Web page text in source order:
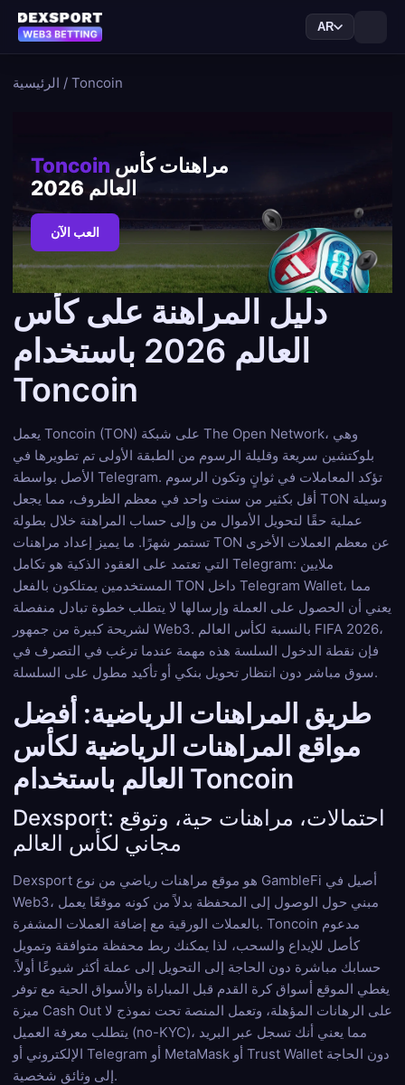
AR
الرئيسية / Toncoin
Toncoin
العالم 2026
العب الآن
دليل المراهنة على كأس
العالم 2026 باستخدام
Toncoin
يعمل Toncoin (TON) على شبكة The Open Network، وهي
بلوكتشين سريعة وقليلة الرسوم من الطبقة الأولى تم تطويرها في
الأصل بواسطة Telegram. تؤكد المعاملات في ثوانٍ وتكون الرسوم
أقل بكثير من سنت واحد في معظم الظروف، مما يجعل TON وسيلة
عملية حقًا لتحويل الأموال من وإلى حساب المراهنة خلال بطولة
تستمر شهرًا. ما يميز إعداد مراهنات TON عن معظم العملات الأخرى
التي تعتمد على العقود الذكية هو تكامل Telegram: ملايين
المستخدمين يمتلكون بالفعل TON داخل Telegram Wallet، مما
يعني أن الحصول على العملة وإرسالها لا يتطلب خطوة تبادل منفصلة
لشريحة كبيرة من جمهور Web3. بالنسبة لكأس العالم FIFA 2026،
فإن نقطة الدخول السلسة هذه مهمة عندما ترغب في التصرف في
سوق مباشر دون انتظار تحويل بنكي أو تأكيد مطول على السلسلة.
طريق المراهنات الرياضية: أفضل
مواقع المراهنات الرياضية لكأس
العالم باستخدام Toncoin
Dexsport: احتمالات، مراهنات حية، وتوقع
مجاني لكأس العالم
Dexsport هو موقع مراهنات رياضي من نوع GambleFi أصيل في
Web3، مبني حول الوصول إلى المحفظة بدلاً من كونه موقعًا يعمل
بالعملات الورقية مع إضافة العملات المشفرة. Toncoin مدعوم
كأصل للإيداع والسحب، لذا يمكنك ربط محفظة متوافقة وتمويل
حسابك مباشرة دون الحاجة إلى التحويل إلى عملة أكثر شيوعًا أولاً.
يغطي الموقع أسواق كرة القدم قبل المباراة والأسواق الحية مع توفر
ميزة Cash Out على الرهانات المؤهلة، وتعمل المنصة تحت نموذج لا
يتطلب معرفة العميل (no-KYC)، مما يعني أنك تسجل عبر البريد
الإلكتروني أو Telegram أو MetaMask أو Trust Wallet دون الحاجة
إلى وثائق شخصية.